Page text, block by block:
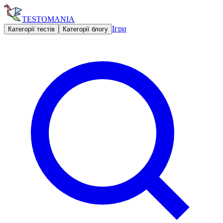
TESTOMANIA
Категорії тестів Категорії блогу Ігри